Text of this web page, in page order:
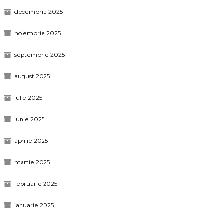
decembrie 2025
noiembrie 2025
septembrie 2025
august 2025
iulie 2025
iunie 2025
aprilie 2025
martie 2025
februarie 2025
ianuarie 2025